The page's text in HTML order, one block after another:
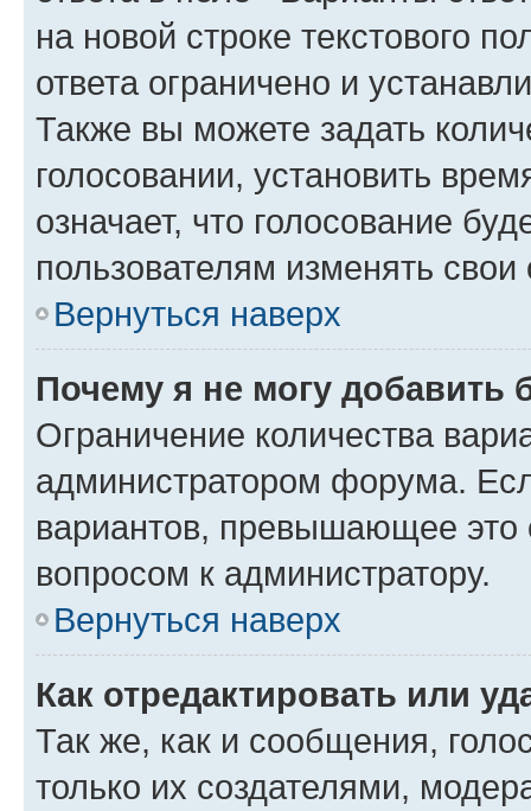
на новой строке текстового
ответа ограничено и
Также вы можете задать
голосовании, установить
означает, что голосование
пользователям изменять свои
Вернуться наверх
Почему я не могу добавить
Ограничение количества
администратором форума.
вариантов, превышающее это
вопросом к администратору.
Вернуться наверх
Как отредактировать или
Так же, как и сообщения,
только их создателями,